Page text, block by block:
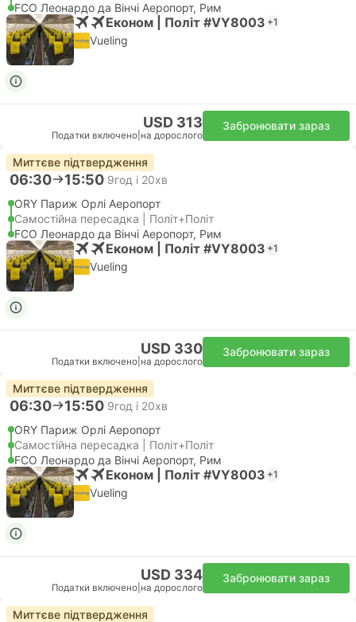
FCO Леонардо да Вінчі Аеропорт, Рим
Економ | Політ #VY8003 +1
Vueling
USD 313
Податки включено на дорослого
Забронювати зараз
Миттєве підтвердження
06:30 15:50 9год і 20хв
ORY Париж Орлі Аеропорт
Самостійна пересадка | Політ+Політ
FCO Леонардо да Вінчі Аеропорт, Рим
Економ | Політ #VY8003 +1
Vueling
USD 330
Податки включено на дорослого
Забронювати зараз
Миттєве підтвердження
06:30 15:50 9год і 20хв
ORY Париж Орлі Аеропорт
Самостійна пересадка | Політ+Політ
FCO Леонардо да Вінчі Аеропорт, Рим
Економ | Політ #VY8003 +1
Vueling
USD 334
Податки включено на дорослого
Забронювати зараз
Миттєве підтвердження